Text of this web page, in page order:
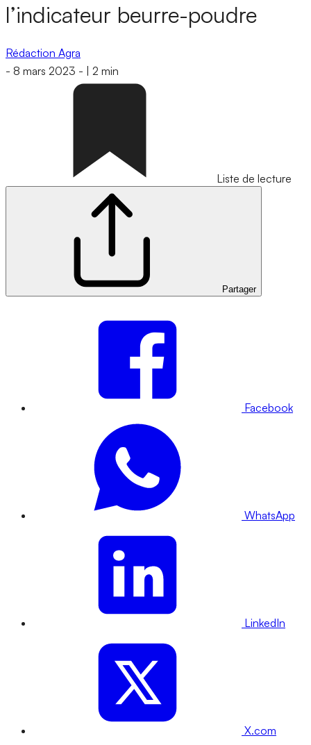
l’indicateur beurre-poudre
Rédaction Agra
- 8 mars 2023 - 2 min
Liste de lecture
Partager
Facebook
WhatsApp
LinkedIn
X.com